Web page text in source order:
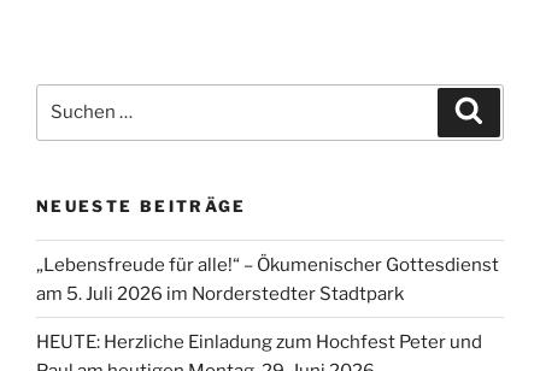
nach:
NEUESTE BEITRÄGE
„Lebensfreude für alle!“ – Ökumenischer Gottesdienst
am 5. Juli 2026 im Norderstedter Stadtpark
HEUTE: Herzliche Einladung zum Hochfest Peter und